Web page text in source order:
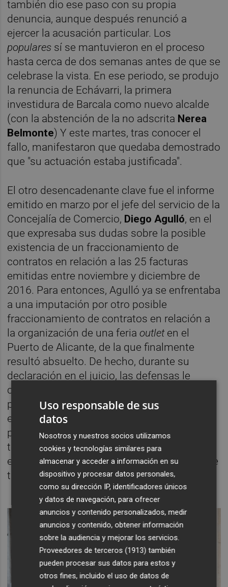
también dio ese paso con su propia
denuncia, aunque después renunció a
ejercer la acusación particular. Los
populares sí se mantuvieron en el proceso
hasta cerca de dos semanas antes de que se
celebrase la vista. En ese periodo, se produjo
la renuncia de Echávarri, la primera
investidura de Barcala como nuevo alcalde
(con la abstención de la no adscrita Nerea
Belmonte) Y este martes, tras conocer el
fallo, manifestaron que quedaba demostrado
que "su actuación estaba justificada".
El otro desencadenante clave fue el informe
emitido en marzo por el jefe del servicio de la
Concejalía de Comercio, Diego Agulló, en el
que expresaba sus dudas sobre la posible
existencia de un fraccionamiento de
contratos en relación a las 25 facturas
emitidas entre noviembre y diciembre de
2016. Para entonces, Agulló ya se enfrentaba
a una imputación por otro posible
fraccionamiento de contratos en relación a
la organización de una feriaoutlet en el
Puerto de Alicante, de la que finalmente
resultó absuelto. De hecho, durante su
declaración en el juicio, las defensas le
cuestionaron sobre la posibilidad de que él
pudiese haber actuado con la emisión de
ese informe condicionado por su
procesamiento por una causa similar. Y el
técnico señaló que más bien actuó "por la
experiencia acumulada" durante sus años de
trayectoria en el puesto.
Uso responsable de sus
datos
Nosotros y nuestros socios utilizamos
cookies y tecnologías similares para
almacenar y acceder a información en su
dispositivo y procesar datos personales,
como su dirección IP, identificadores únicos
y datos de navegación, para ofrecer
anuncios y contenido personalizados, medir
anuncios y contenido, obtener información
sobre la audiencia y mejorar los servicios.
Proveedores de terceros (1913) también
pueden procesar sus datos para estos y
otros fines, incluido el uso de datos de